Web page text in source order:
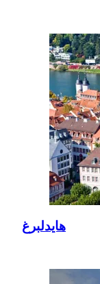
هايدلبرغ